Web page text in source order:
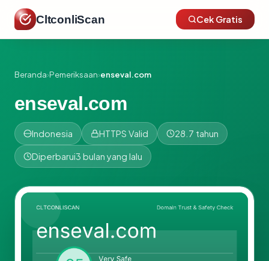
CltconliScan Cek Gratis
Beranda›Pemeriksaan›enseval.com
enseval.com
Indonesia HTTPS Valid 28.7 tahun
Diperbarui3 bulan yang lalu